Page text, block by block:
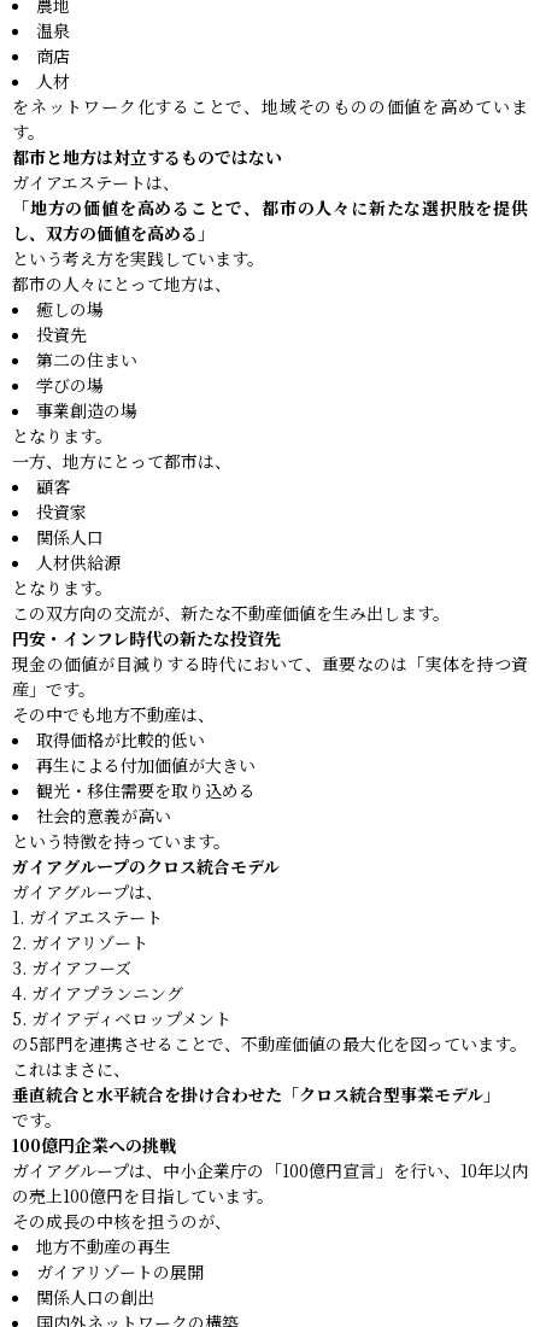
温泉
商店
人材
をネットワーク化することで、地域そのものの価値を高めていま
す。
都市と地方は対立するものではない
ガイアエステートは、
「地方の価値を高めることで、都市の人々に新たな選択肢を提供
し、双方の価値を高める」
という考え方を実践しています。
都市の人々にとって地方は、
癒しの場
投資先
第二の住まい
学びの場
事業創造の場
となります。
一方、地方にとって都市は、
顧客
投資家
関係人口
人材供給源
となります。
この双方向の交流が、新たな不動産価値を生み出します。
円安・インフレ時代の新たな投資先
現金の価値が目減りする時代において、重要なのは「実体を持つ資
産」です。
その中でも地方不動産は、
取得価格が比較的低い
再生による付加価値が大きい
観光・移住需要を取り込める
社会的意義が高い
という特徴を持っています。
ガイアグループのクロス統合モデル
ガイアグループは、
ガイアエステート
ガイアリゾート
ガイアフーズ
ガイアプランニング
ガイアディベロップメント
の5部門を連携させることで、不動産価値の最大化を図っています。
これはまさに、
垂直統合と水平統合を掛け合わせた「クロス統合型事業モデル」
です。
100億円企業への挑戦
ガイアグループは、中小企業庁の「100億円宣言」を行い、10年以内
の売上100億円を目指しています。
その成長の中核を担うのが、
地方不動産の再生
ガイアリゾートの展開
関係人口の創出
国内外ネットワークの構築